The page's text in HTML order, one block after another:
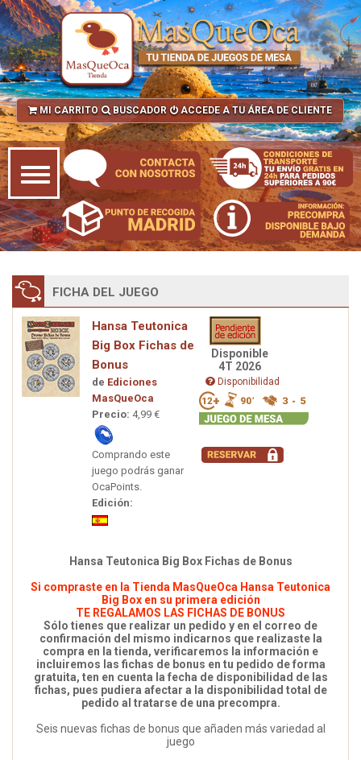
MI CARRITO BUSCADOR ACCEDE A TU ÁREA DE CLIENTE
FICHA DEL JUEGO
Hansa Teutonica
Big Box Fichas de
Bonus
de Ediciones
MasQueOca
Precio: 4,99 €
Comprando este
juego podrás ganar
OcaPoints.
Edición:
Disponible
4T 2026
Disponibilidad
Hansa Teutonica Big Box Fichas de Bonus
Si compraste en la Tienda MasQueOca Hansa Teutonica
Big Box en su primera edición
TE REGALAMOS LAS FICHAS DE BONUS
Sólo tienes que realizar un pedido y en el correo de
confirmación del mismo indicarnos que realizaste la
compra en la tienda, verificaremos la información e
incluiremos las fichas de bonus en tu pedido de forma
gratuita, ten en cuenta la fecha de disponibilidad de las
fichas, pues pudiera afectar a la disponibilidad total de
pedido al tratarse de una precompra.
Seis nuevas fichas de bonus que añaden más variedad al
juego